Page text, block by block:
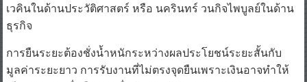
ธุรกิจ
มูลค่าระยะยาว การรับงานที่ไม่ตรงจุดยืนเพราะเงินอาจทำให้
เสียความน่าเชื่อถือ ควรตื่นตัวและพัฒนาตนเองตลอดเวลา